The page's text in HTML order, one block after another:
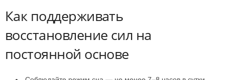
Как поддерживать
восстановление сил на
постоянной основе